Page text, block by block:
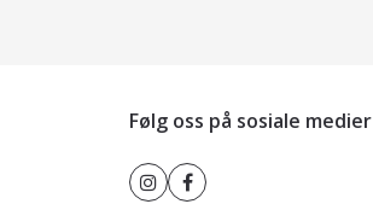
Følg oss på sosiale medier